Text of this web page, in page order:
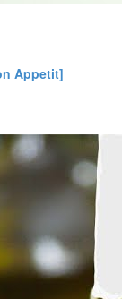
Appetit]